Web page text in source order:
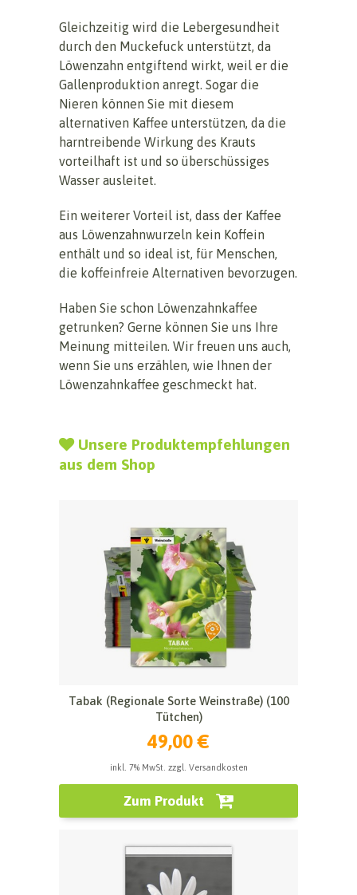
Gleichzeitig wird die Lebergesundheit
durch den Muckefuck unterstützt, da
Löwenzahn entgiftend wirkt, weil er die
Gallenproduktion anregt. Sogar die
Nieren können Sie mit diesem
alternativen Kaffee unterstützen, da die
harntreibende Wirkung des Krauts
vorteilhaft ist und so überschüssiges
Wasser ausleitet.
Ein weiterer Vorteil ist, dass der Kaffee
aus Löwenzahnwurzeln kein Koffein
enthält und so ideal ist, für Menschen,
die koffeinfreie Alternativen bevorzugen.
Haben Sie schon Löwenzahnkaffee
getrunken? Gerne können Sie uns Ihre
Meinung mitteilen. Wir freuen uns auch,
wenn Sie uns erzählen, wie Ihnen der
Löwenzahnkaffee geschmeckt hat.
Unsere Produktempfehlungen
aus dem Shop
Tabak (Regionale Sorte Weinstraße) (100
Tütchen)
49,00 €
inkl. 7% MwSt. zzgl. Versandkosten
Zum Produkt